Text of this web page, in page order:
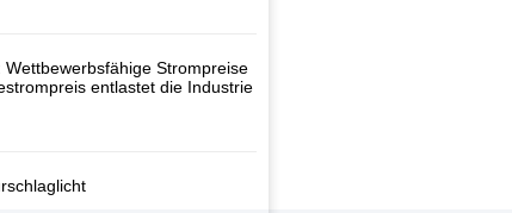
Wettbewerbsfähige Strompreise
entlastet die Industrie